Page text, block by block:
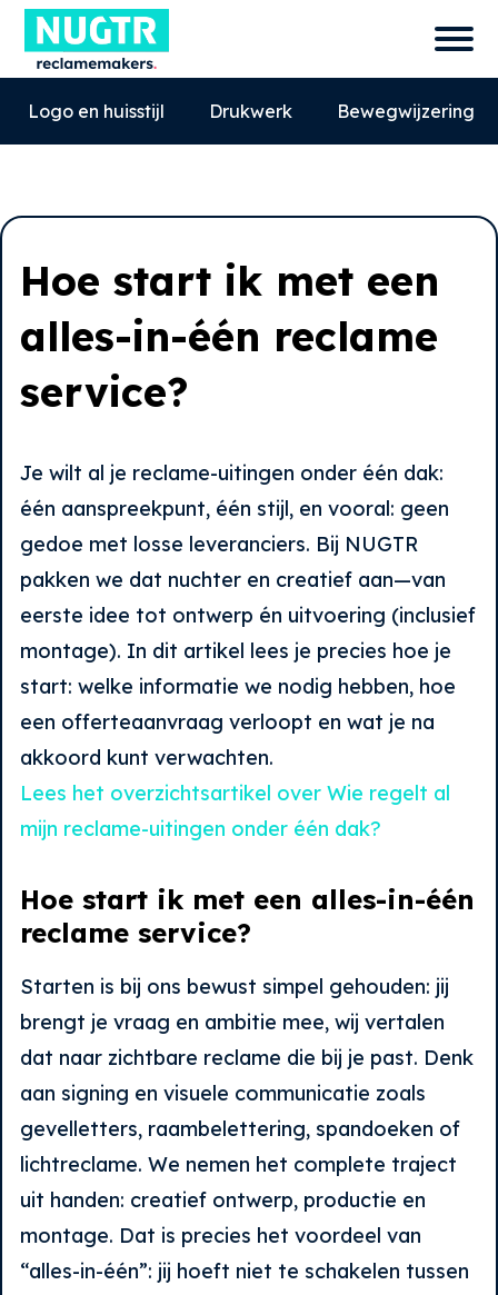
Ecopark 63, 8305 BJ, Emmeloord
Logo en huisstijl Drukwerk Bewegwijzering
Hoe start ik met een
alles-in-één reclame
service?
Je wilt al je reclame-uitingen onder één dak:
één aanspreekpunt, één stijl, en vooral: geen
gedoe met losse leveranciers. Bij NUGTR
pakken we dat nuchter en creatief aan—van
eerste idee tot ontwerp én uitvoering (inclusief
montage). In dit artikel lees je precies hoe je
start: welke informatie we nodig hebben, hoe
een offerteaanvraag verloopt en wat je na
akkoord kunt verwachten.
Lees het overzichtsartikel over Wie regelt al
mijn reclame-uitingen onder één dak?
Hoe start ik met een alles-in-één
reclame service?
Starten is bij ons bewust simpel gehouden: jij
brengt je vraag en ambitie mee, wij vertalen
dat naar zichtbare reclame die bij je past. Denk
aan signing en visuele communicatie zoals
gevelletters, raambelettering, spandoeken of
lichtreclame. We nemen het complete traject
uit handen: creatief ontwerp, productie en
montage. Dat is precies het voordeel van
“alles-in-één”: jij hoeft niet te schakelen tussen